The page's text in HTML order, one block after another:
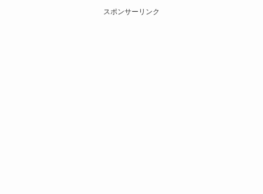
スポンサーリンク